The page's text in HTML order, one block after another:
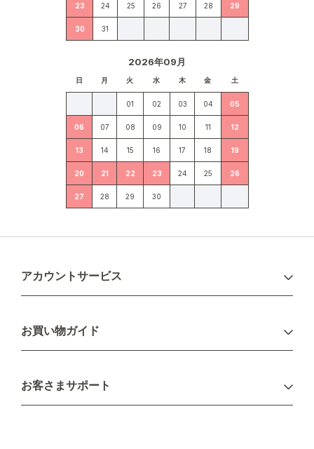
23 24 25 26 27 28 29
30 31
2026年09月
日 月 火 水 木 金 土
01 02 03 04 05
06 07 08 09 10 11 12
13 14 15 16 17 18 19
20 21 22 23 24 25 26
27 28 29 30
アカウントサービス
新規会員登録
お買い物ガイド
配送について
不良品・返品について
お客さまサポート